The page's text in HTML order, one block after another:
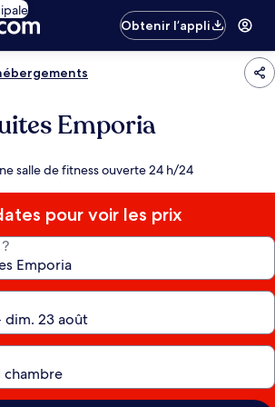
Obtenir l’appli
Emporia
salle de fitness ouverte 24 h/24
pour voir les prix